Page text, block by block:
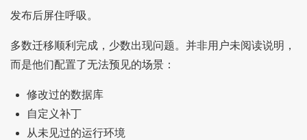
发布后屏住呼吸。
多数迁移顺利完成，少数出现问题。并非用户未阅读说明，
而是他们配置了无法预见的场景：
修改过的数据库
自定义补丁
从未见过的运行环境